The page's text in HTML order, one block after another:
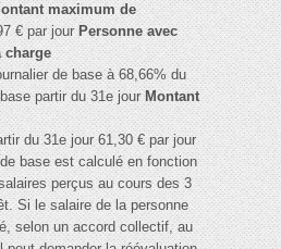
maximum de
€ par jourPersonne avec
charge
de base à 68,66% du
partir du 31e jourMontant
du 31e jour 61,30 € par jour
base est calculé en fonction
perçus au cours des 3
Si le salaire de la personne
selon un accord collectif, au